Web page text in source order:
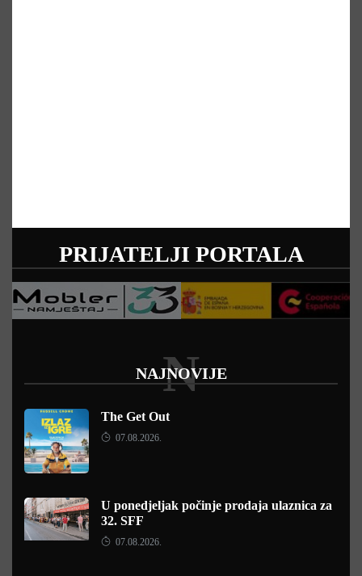
PRIJATELJI PORTALA
NAJNOVIJE
N
The Get Out
07.08.2026.
U ponedjeljak počinje prodaja ulaznica za
32. SFF
07.08.2026.